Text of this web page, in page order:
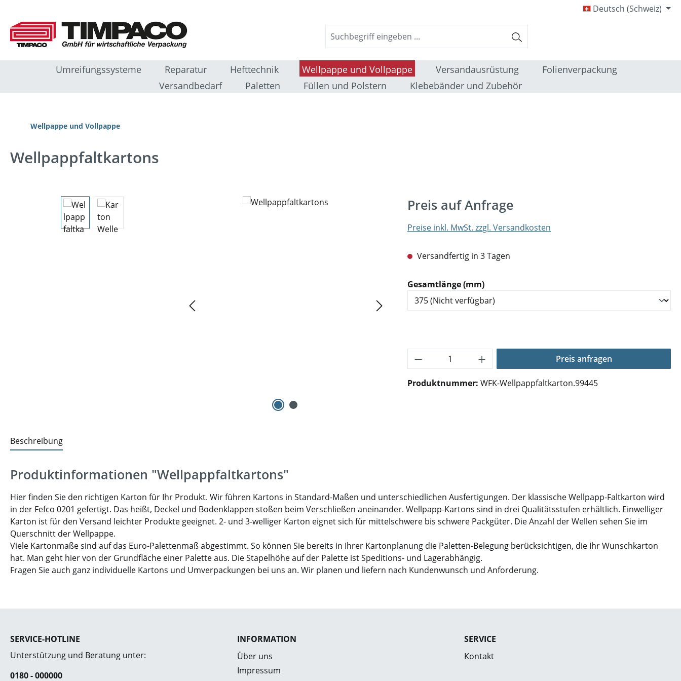
Deutsch (Schweiz)
Umreifungssysteme Reparatur Hefttechnik Wellpappe und Vollpappe Versandausrüstung
Folienverpackung
Versandbedarf
Paletten Füllen und Polstern Klebebänder und Zubehör
Wellpappe und Vollpappe
Wellpappfaltkartons
Bildergalerie überspringen Preis auf Anfrage
Preise inkl. MwSt. zzgl. Versandkosten
Versandfertig in 3 Tagen
Gesamtlänge (mm)auswählen
Produkt Anzahl: Gib den gewünschten Wert
Preis anfragen
Produktnummer: WFK-Wellpappfaltkarton.99445
Beschreibung
Produktinformationen "Wellpappfaltkartons"
Hier finden Sie den richtigen Karton für Ihr Produkt. Wir führen Kartons in Standard-Maßen und unterschiedlichen Ausfertigungen. Der klassische Wellpapp-Faltkarton wird
in der Fefco 0201 gefertigt. Das heißt, Deckel und Bodenklappen stoßen beim Verschließen aneinander. Wellpapp-Kartons sind in drei Qualitätsstufen erhältlich. Einwelliger
Karton ist für den Versand leichter Produkte geeignet. 2- und 3-welliger Karton eignet sich für mittelschwere bis schwere Packgüter. Die Anzahl der Wellen sehen Sie im
Querschnitt der Wellpappe.
Viele Kartonmaße sind auf das Euro-Palettenmaß abgestimmt. So können Sie bereits in Ihrer Kartonplanung die Paletten-Belegung berücksichtigen, die Ihr Wunschkarton
hat. Man geht hier von der Grundfläche einer Palette aus. Die Stapelhöhe auf der Palette ist Speditions- und Lagerabhängig.
Fragen Sie auch ganz individuelle Kartons und Umverpackungen bei uns an. Wir planen und liefern nach Kundenwunsch und Anforderung.
SERVICE-HOTLINE
Unterstützung und Beratung unter:
0180 - 000000
INFORMATION
Über uns
Impressum
SERVICE
Kontakt